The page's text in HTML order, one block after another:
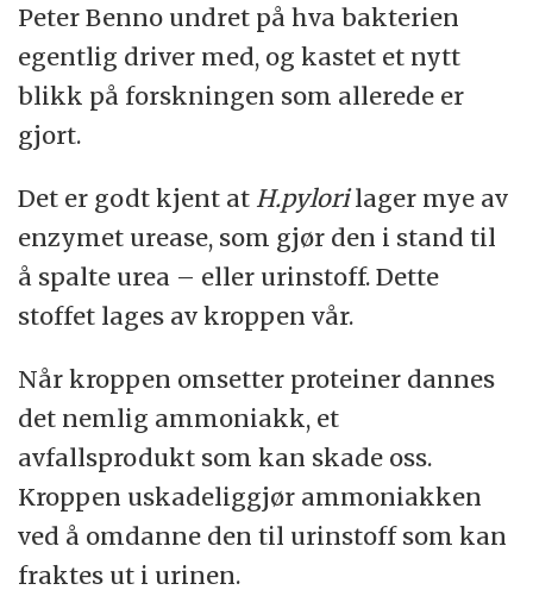
Peter Benno undret på hva bakterien
egentlig driver med, og kastet et nytt
blikk på forskningen som allerede er
gjort.
Det er godt kjent at H.pylorilager mye av
enzymet urease, som gjør den i stand til
å spalte urea – eller urinstoff. Dette
stoffet lages av kroppen vår.
Når kroppen omsetter proteiner dannes
det nemlig ammoniakk, et
avfallsprodukt som kan skade oss.
Kroppen uskadeliggjør ammoniakken
ved å omdanne den til urinstoff som kan
fraktes ut i urinen.